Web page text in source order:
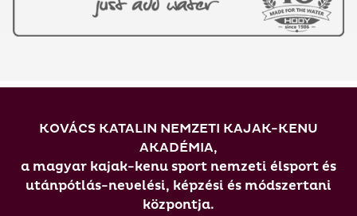
KOVÁCS KATALIN NEMZETI KAJAK-KENU
AKADÉMIA,
a magyar kajak-kenu sport nemzeti élsport és
utánpótlás-nevelési, képzési és módszertani
központja.